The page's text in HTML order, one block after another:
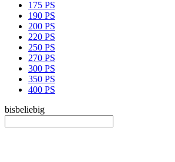
175 PS
190 PS
200 PS
220 PS
250 PS
270 PS
300 PS
350 PS
400 PS
bisbeliebig